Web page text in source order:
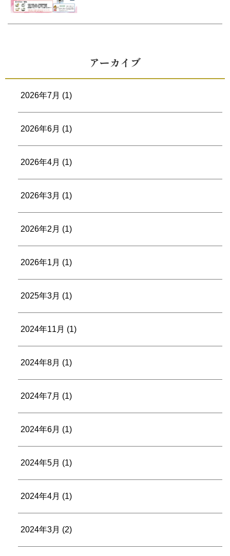
アーカイブ
2026年7月 (1)
2026年6月 (1)
2026年4月 (1)
2026年3月 (1)
2026年2月 (1)
2026年1月 (1)
2025年3月 (1)
2024年11月 (1)
2024年8月 (1)
2024年7月 (1)
2024年6月 (1)
2024年5月 (1)
2024年4月 (1)
2024年3月 (2)